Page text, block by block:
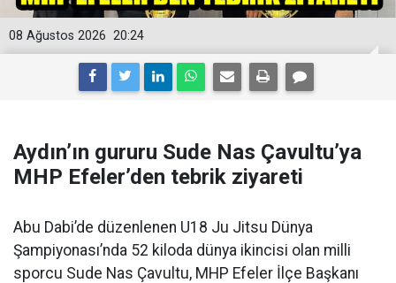
20:24
08 Ağustos 2026
Aydın’ın gururu Sude Nas Çavultu’ya
MHP Efeler’den tebrik ziyareti
Abu Dabi’de düzenlenen U18 Ju Jitsu Dünya
Şampiyonası’nda 52 kiloda dünya ikincisi olan milli
sporcu Sude Nas Çavultu, MHP Efeler İlçe Başkanı